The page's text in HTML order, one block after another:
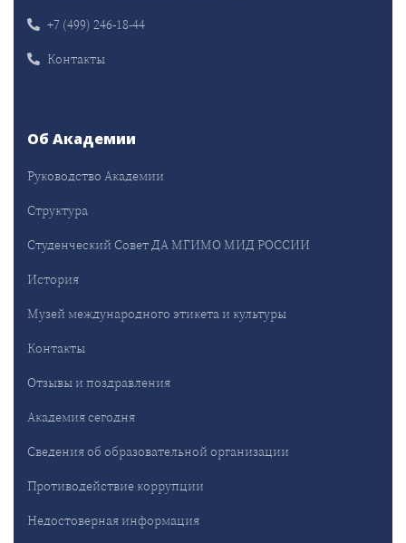
+7 (499) 246-18-44
Контакты
Об Академии
Руководство Академии
Структура
Студенческий Совет ДА МГИМО МИД РОССИИ
История
Музей международного этикета и культуры
Контакты
Отзывы и поздравления
Академия сегодня
Сведения об образовательной организации
Противодействие коррупции
Недостоверная информация